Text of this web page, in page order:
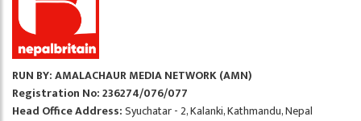
RUN BY: AMALACHAUR MEDIA NETWORK (AMN)
Registration No: 236274/076/077
Head Office Address:Syuchatar - 2, Kalanki, Kathmandu, Nepal